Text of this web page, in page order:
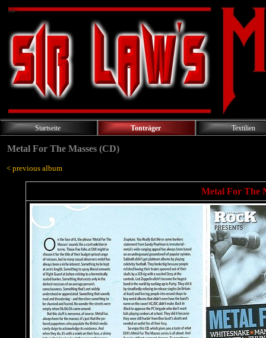
Startseite Tonträger Textilien
Metal For The Masses (CD)
< previous album
Metal For The